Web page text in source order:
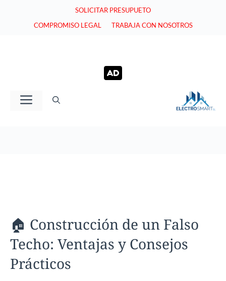
SOLICITAR PRESUPUETO
COMPROMISO LEGAL
TRABAJA CON NOSOTROS
Menú
🏠 Construcción de un Falso
Techo: Ventajas y Consejos
Prácticos